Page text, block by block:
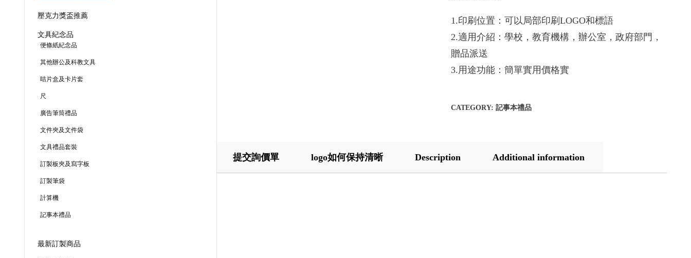
1.印刷位置：可以局部印刷LOGO和標語
2.適用介紹：學校，教育機構，辦公室，政府部門，
贈品派送
3.用途功能：簡單實用價格實
CATEGORY: 記事本禮品
提交詢價單 logo如何保持清晰 Description Additional information
壓克力獎盃推薦
文具紀念品
便條紙紀念品
其他辦公及科教文具
咭片盒及卡片套
尺
廣告筆筒禮品
文件夾及文件袋
文具禮品套裝
訂製板夾及寫字板
訂製筆袋
計算機
記事本禮品
最新訂製商品